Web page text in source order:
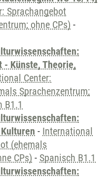
Sprachangebot
ohne CPs) -
- Künste, Theorie,
Center:
Sprachenzentrum;
B1.1
- International
(ehemals
CPs) - Spanisch B1.1